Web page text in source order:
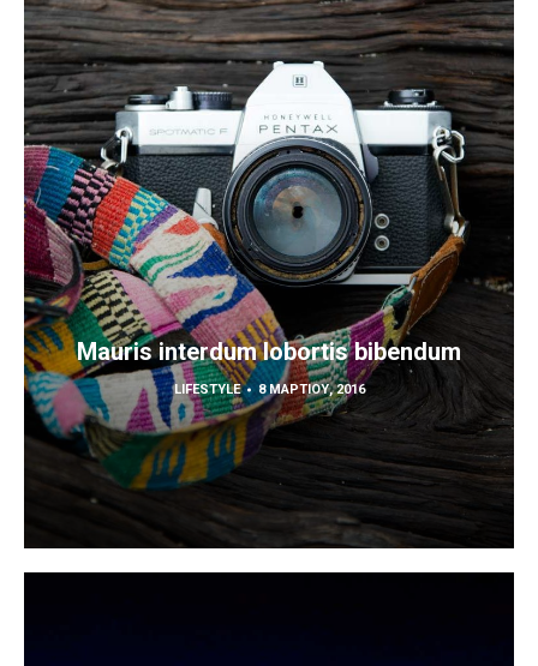
Mauris interdum lobortis bibendum
LIFESTYLE 8 ΜΑΡΤΊΟΥ, 2016